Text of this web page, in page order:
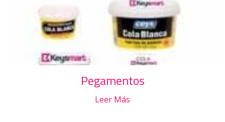
Pegamentos
Leer Más